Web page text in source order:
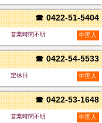
☎ 0422-51-5404
営業時間不明 中国人
☎ 0422-54-5533
定休日 中国人
☎ 0422-53-1648
営業時間不明 中国人